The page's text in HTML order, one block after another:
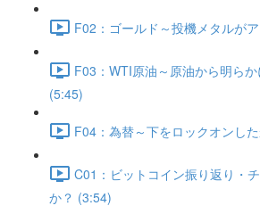
F02：ゴールド～投機メタルが
F03：WTI原油～原油から明ら
(5:45)
F04：為替～下をロックオンし
C01：ビットコイン振り返り・
か？ (3:54)